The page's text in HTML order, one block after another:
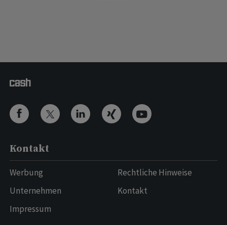
Kontakt
Werbung
Unternehmen
Impressum
Rechtliche Hinweise
Kontakt